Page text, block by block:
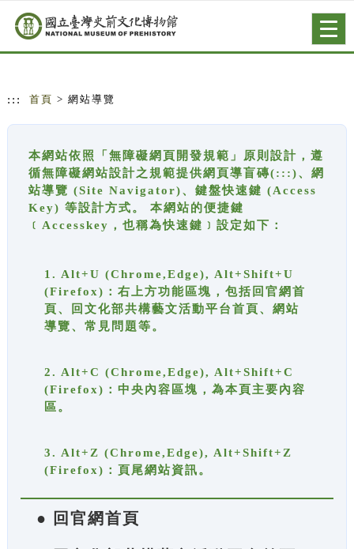
跳到主要內容
網站導覽
::: 首頁 > 網站導覽
本網站依照「無障礙網頁開發規範」原則設計，遵
循無障礙網站設計之規範提供網頁導盲磚(:::)、網
站導覽 (Site Navigator)、鍵盤快速鍵 (Access
Key) 等設計方式。 本網站的便捷鍵
﹝Accesskey，也稱為快速鍵﹞設定如下：
1. Alt+U (Chrome,Edge), Alt+Shift+U
(Firefox)：右上方功能區塊，包括回官網首
頁、回文化部共構藝文活動平台首頁、網站
導覽、常見問題等。
2. Alt+C (Chrome,Edge), Alt+Shift+C
(Firefox)：中央內容區塊，為本頁主要內容
區。
3. Alt+Z (Chrome,Edge), Alt+Shift+Z
(Firefox)：頁尾網站資訊。
● 回官網首頁